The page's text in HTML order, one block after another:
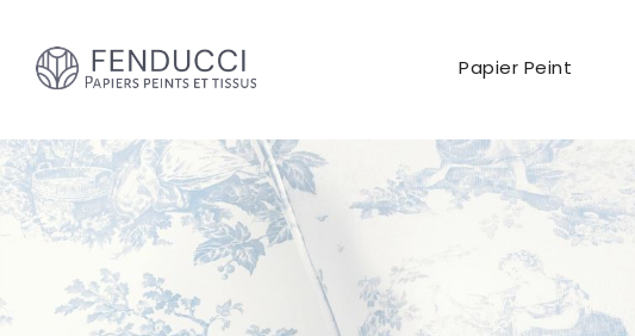
Papier Peint